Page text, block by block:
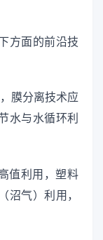
方面的前沿技
膜分离技术应
水与水循环利
值利用，塑料
沼气）利用，